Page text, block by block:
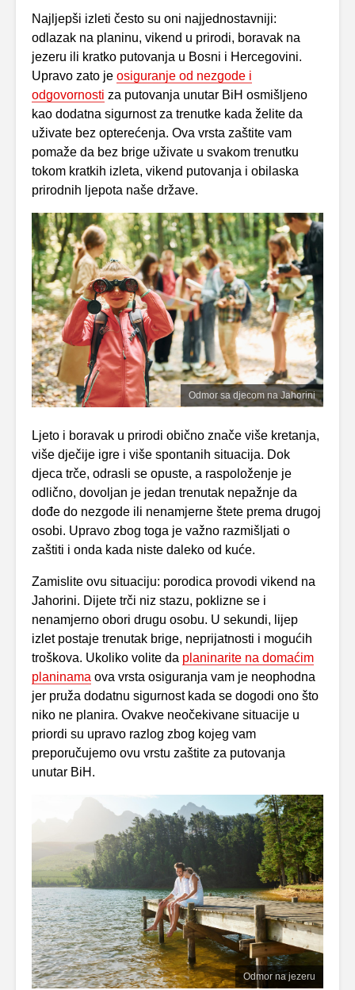
Najljepši izleti često su oni najjednostavniji:
odlazak na planinu, vikend u prirodi, boravak na
jezeru ili kratko putovanja u Bosni i Hercegovini.
Upravo zato je osiguranje od nezgode i
odgovornosti za putovanja unutar BiH osmišljeno
kao dodatna sigurnost za trenutke kada želite da
uživate bez opterećenja. Ova vrsta zaštite vam
pomaže da bez brige uživate u svakom trenutku
tokom kratkih izleta, vikend putovanja i obilaska
prirodnih ljepota naše države.
Odmor sa djecom na Jahorini
Ljeto i boravak u prirodi obično znače više kretanja,
više dječije igre i više spontanih situacija. Dok
djeca trče, odrasli se opuste, a raspoloženje je
odlično, dovoljan je jedan trenutak nepažnje da
dođe do nezgode ili nenamjerne štete prema drugoj
osobi. Upravo zbog toga je važno razmišljati o
zaštiti i onda kada niste daleko od kuće.
Zamislite ovu situaciju: porodica provodi vikend na
Jahorini. Dijete trči niz stazu, poklizne se i
nenamjerno obori drugu osobu. U sekundi, lijep
izlet postaje trenutak brige, neprijatnosti i mogućih
troškova. Ukoliko volite da planinarite na domaćim
planinama ova vrsta osiguranja vam je neophodna
jer pruža dodatnu sigurnost kada se dogodi ono što
niko ne planira. Ovakve neočekivane situacije u
priordi su upravo razlog zbog kojeg vam
preporučujemo ovu vrstu zaštite za putovanja
unutar BiH.
Odmor na jezeru